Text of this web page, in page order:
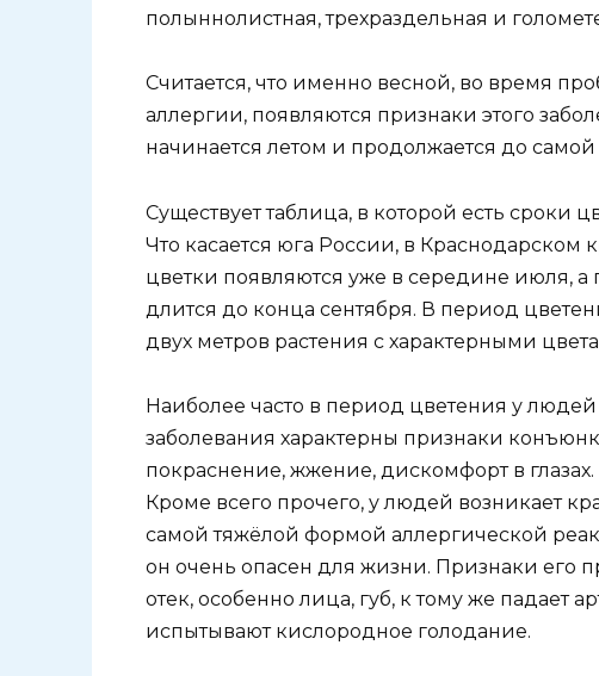
полыннолистная, трехраздельная и
Считается, что именно весной, во время
аллергии, появляются признаки этого
начинается летом и продолжается до самой
Существует таблица, в которой есть сроки
Что касается юга России, в Краснодарском
цветки появляются уже в середине июля, а
длится до конца сентября. В период
двух метров растения с характерными
Наиболее часто в период цветения у
заболевания характерны признаки
покраснение, жжение, дискомфорт в
Кроме всего прочего, у людей возникает
самой тяжёлой формой аллергической
он очень опасен для жизни. Признаки его
отек, особенно лица, губ, к тому же падает
испытывают кислородное голодание.